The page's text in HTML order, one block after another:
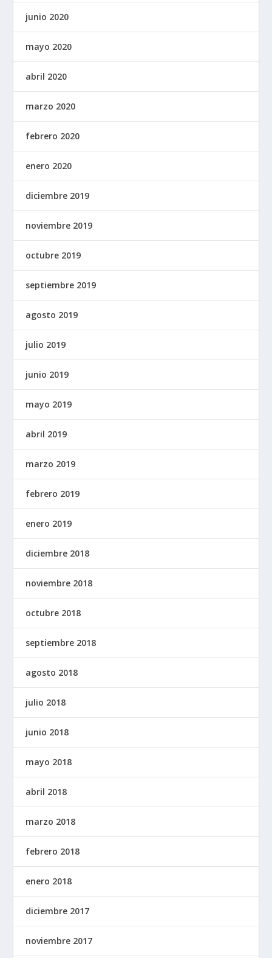
junio 2020
mayo 2020
abril 2020
marzo 2020
febrero 2020
enero 2020
diciembre 2019
noviembre 2019
octubre 2019
septiembre 2019
agosto 2019
julio 2019
junio 2019
mayo 2019
abril 2019
marzo 2019
febrero 2019
enero 2019
diciembre 2018
noviembre 2018
octubre 2018
septiembre 2018
agosto 2018
julio 2018
junio 2018
mayo 2018
abril 2018
marzo 2018
febrero 2018
enero 2018
diciembre 2017
noviembre 2017